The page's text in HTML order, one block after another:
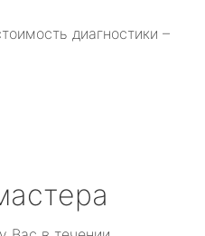
диагностики –